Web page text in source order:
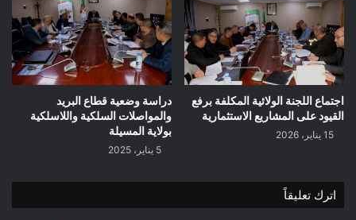
اجتماع اللجنة الولائية المكلفة برفع
القيود على المشاريع الاستثمارية
15 يناير، 2026
دراسة وضعية قطاع البريد
والمواصلات السلكية واللاسلكية
بولاية المسيلة
5 يناير، 2025
اترك تعليقاً